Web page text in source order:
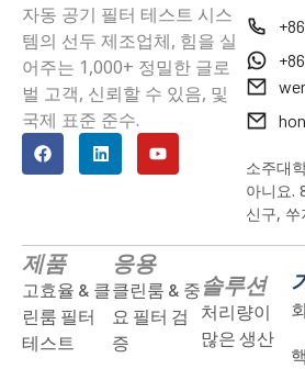
자동 공기 필터 테스트 시스
템의 선두 제조업체, 힘을 실
어주는 1,000+ 정밀한 글로
벌 고객, 신뢰할 수 있음, 및
국제 표준 준수.
소주대
아니요.
신구,
제품
고효율 & 클
린룸 필터
테스트
응용
클린룸 & 중
요 필터 검
증
솔루션
처리량이
많은 생산